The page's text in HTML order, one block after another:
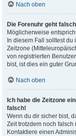
Nach oben
Die Forenuhr geht
Möglicherweise
In diesem Fall solltest du
Zeitzone
von registrierten
bist, ist dies ein guter
Nach oben
Ich habe die Zeitzone
falsch!
Wenn du dir sicher bist,
Zeit trotzdem noch
Kontaktiere einen